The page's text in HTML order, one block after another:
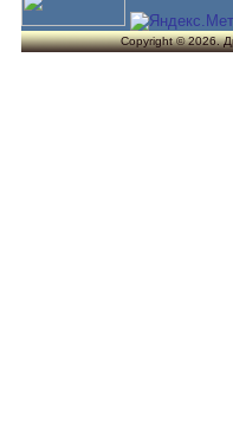
Copyright © 2026.